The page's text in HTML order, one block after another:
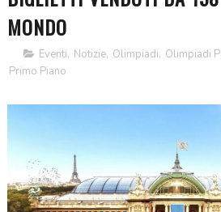
MONDO
Eventi, Notizie, Olimpiadi, Olimpiadi
Primo Piano